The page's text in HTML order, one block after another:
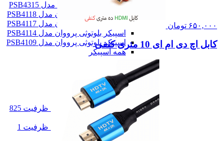
اسپیکر خانگی پرووان مدل PSB4315
اسپیکر بلوتوثی پرووان مدل PSB4118
اسپیکر بلوتوثی پرووان مدل PSB4117
اسپیکر بلوتوثی پرووان مدل PSB4114
اسپیکر بلوتوثی پرووان مدل PSB4109
همه اسپیکر
هدست گیمینگ
هدفون و هندزفری
پلی استیشن
پلی استیشن
پلی استیشن 5 استاندارد ظرفیت 825
گیگابایت اروپا
پلی استیشن 5 استاندارد ظرفیت 1
ترابایت 2016
۶۵۰,۰۰۰ تومان
کابل اچ دی ام ای 10 متری کنفی